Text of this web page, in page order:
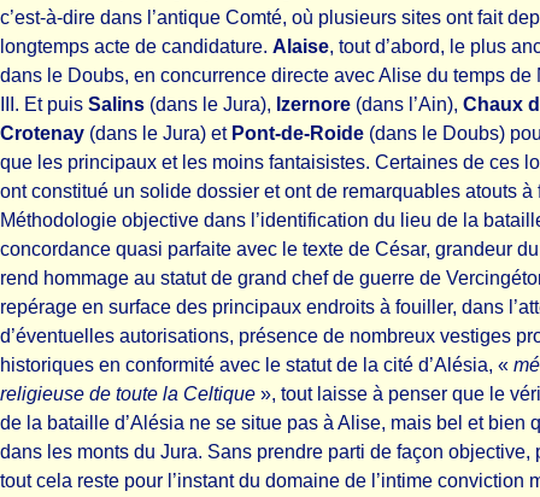
c’est-à-dire dans l’antique Comté, où plusieurs sites ont fait
longtemps acte de candidature. Alaise, tout d’abord, le plus
dans le Doubs, en concurrence directe avec Alise du temps de
III. Et puis Salins (dans le Jura), Izernore (dans l’Ain), Chaux
Crotenay (dans le Jura) et Pont-de-Roide (dans le Doubs)
que les principaux et les moins fantaisistes. Certaines de ces
ont constitué un solide dossier et ont de remarquables atouts à
Méthodologie objective dans l’identification du lieu de la
concordance quasi parfaite avec le texte de César, grandeur
rend hommage au statut de grand chef de guerre de
repérage en surface des principaux endroits à fouiller, dans
d’éventuelles autorisations, présence de nombreux vestiges
historiques en conformité avec le statut de la cité d’Alésia, «
religieuse de toute la Celtique », tout laisse à penser que le
de la bataille d’Alésia ne se situe pas à Alise, mais bel et bien
dans les monts du Jura. Sans prendre parti de façon objective,
tout cela reste pour l’instant du domaine de l’intime conviction